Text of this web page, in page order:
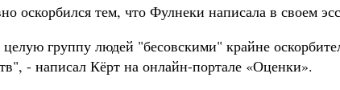
оскорбился тем, что Фулнеки написала в своем
группу людей "бесовскими" крайне
- написал Кёрт на онлайн-портале «Оценки».